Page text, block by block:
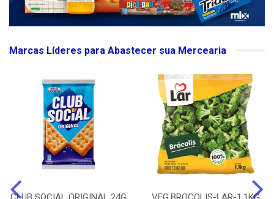
Marcas Líderes para Abastecer sua Mercearia